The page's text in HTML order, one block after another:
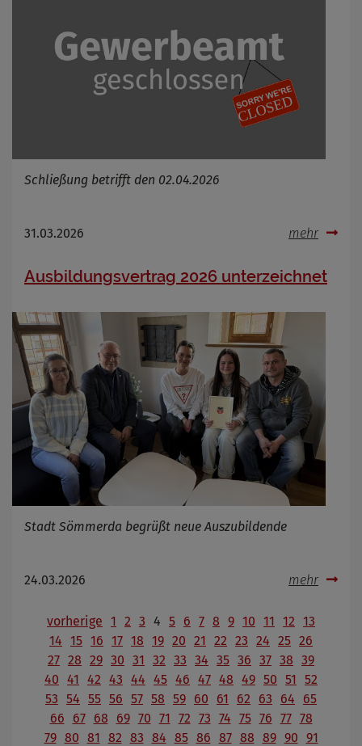
Schließung betrifft den 02.04.2026
31.03.2026 mehr
Ausbildungsvertrag 2026 unterzeichnet
Stadt Sömmerda begrüßt neue Auszubildende
24.03.2026 mehr
vorherige 1 2 3 4 5 6 7 8 9 10 11 12 13
14 15 16 17 18 19 20 21 22 23 24 25 26
27 28 29 30 31 32 33 34 35 36 37 38 39
40 41 42 43 44 45 46 47 48 49 50 51
52
53 54 55 56 57 58 59 60 61 62 63 64
65
66
67 68 69 70 71 72 73 74 75 76 77 78
79 80 81 82 83 84 85 86 87 88 89 90 91